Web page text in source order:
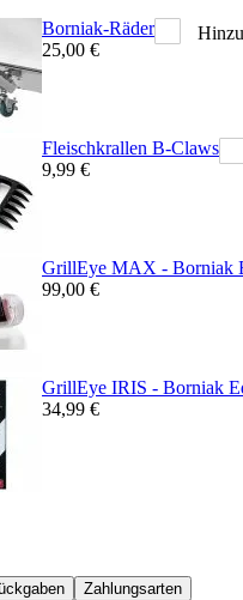
Borniak-Räder
25,00 €
Fleischkrallen B-Claws
9,99 €
GrillEye MAX - Borniak
99,00 €
GrillEye IRIS - Borniak
34,99 €
Zahlungsarten